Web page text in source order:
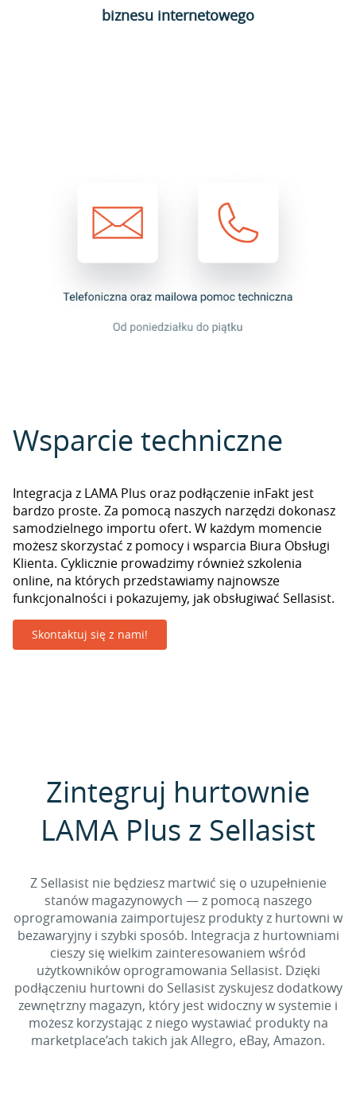
biznesu internetowego
Wsparcie techniczne
Integracja z LAMA Plus oraz podłączenie inFakt jest
bardzo proste. Za pomocą naszych narzędzi dokonasz
samodzielnego importu ofert. W każdym momencie
możesz skorzystać z pomocy i wsparcia Biura Obsługi
Klienta. Cyklicznie prowadzimy również szkolenia
online, na których przedstawiamy najnowsze
funkcjonalności i pokazujemy, jak obsługiwać Sellasist.
Skontaktuj się z nami!
Zintegruj hurtownie
LAMA Plus z Sellasist
Z Sellasist nie będziesz martwić się o uzupełnienie
stanów magazynowych — z pomocą naszego
oprogramowania zaimportujesz produkty z hurtowni w
bezawaryjny i szybki sposób. Integracja z hurtowniami
cieszy się wielkim zainteresowaniem wśród
użytkowników oprogramowania Sellasist. Dzięki
podłączeniu hurtowni do Sellasist zyskujesz dodatkowy
zewnętrzny magazyn, który jest widoczny w systemie i
możesz korzystając z niego wystawiać produkty na
marketplace’ach takich jak Allegro, eBay, Amazon.